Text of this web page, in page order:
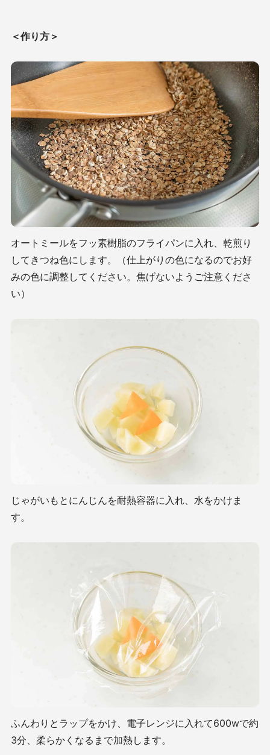
＜作り方＞
オートミールをフッ素樹脂のフライパンに入れ、乾煎り
してきつね色にします。（仕上がりの色になるのでお好
みの色に調整してください。焦げないようご注意くださ
い）
じゃがいもとにんじんを耐熱容器に入れ、水をかけま
す。
ふんわりとラップをかけ、電子レンジに入れて600wで約
3分、柔らかくなるまで加熱します。